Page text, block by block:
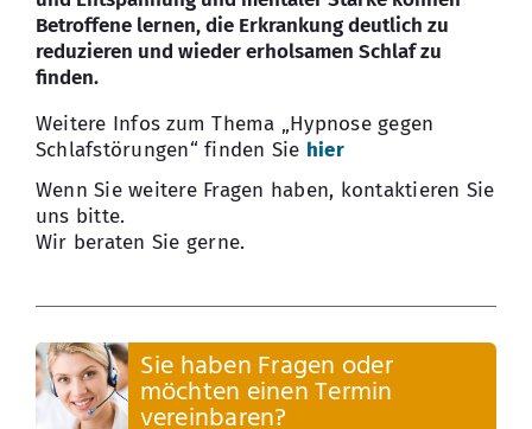
Betroffene lernen, die Erkrankung deutlich zu
reduzieren und wieder erholsamen Schlaf zu
finden.
Weitere Infos zum Thema „Hypnose gegen
Schlafstörungen“ finden Sie hier
Wenn Sie weitere Fragen haben, kontaktieren Sie
uns bitte.
Wir beraten Sie gerne.
Sie haben Fragen oder
möchten einen Termin
vereinbaren?